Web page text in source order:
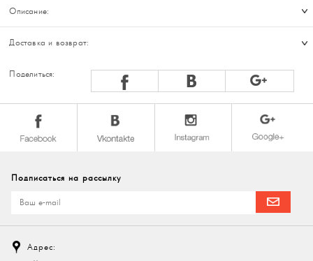
Описание:
Доставка и возврат:
Поделиться:
Подписаться на рассылку
Адрес: